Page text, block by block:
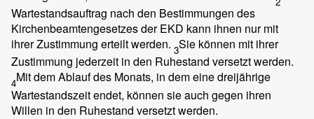
Wartestandsauftrag nach den Bestimmungen des
Kirchenbeamtengesetzes der EKD kann ihnen nur mit
ihrer Zustimmung erteilt werden. 3Sie können mit ihrer
Zustimmung jederzeit in den Ruhestand versetzt werden.
4Mit dem Ablauf des Monats, in dem eine dreijährige
Wartestandszeit endet, können sie auch gegen ihren
Willen in den Ruhestand versetzt werden.